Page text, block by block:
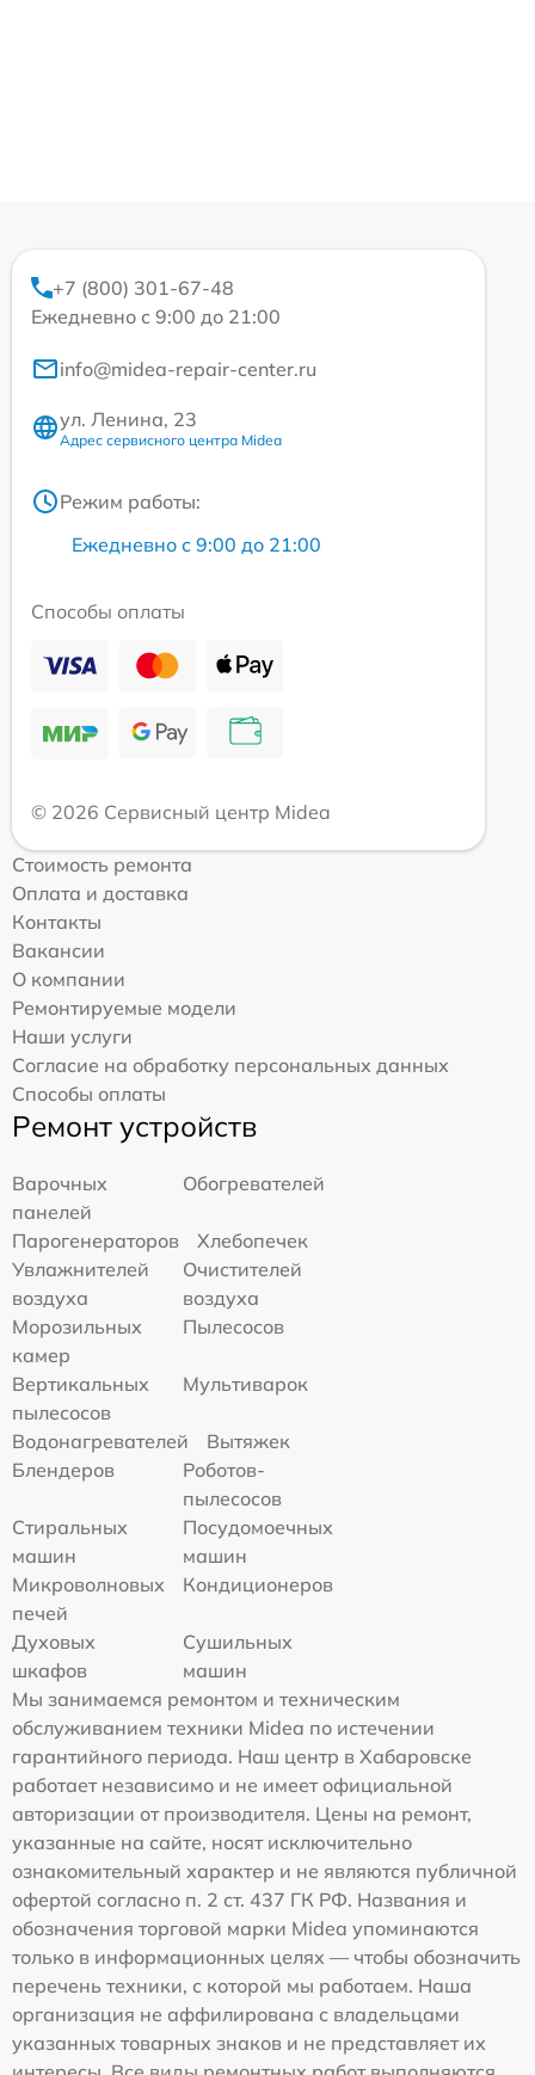
+7 (800) 301-67-48
Ежедневно с 9:00 до 21:00
info@midea-repair-center.ru
ул. Ленина, 23
Адрес сервисного центра Midea
Режим работы:
Ежедневно с 9:00 до 21:00
Способы оплаты
© 2026 Сервисный центр Midea
Стоимость ремонта
Оплата и доставка
Контакты
Вакансии
О компании
Ремонтируемые модели
Наши услуги
Согласие на обработку персональных данных
Способы оплаты
Ремонт устройств
Варочных
панелей
Обогревателей
Парогенераторов
Хлебопечек
Увлажнителей
воздуха
Очистителей
воздуха
Морозильных
камер
Пылесосов
Вертикальных
пылесосов
Мультиварок
Водонагревателей
Вытяжек
Блендеров
Роботов-
пылесосов
Стиральных
машин
Посудомоечных
машин
Микроволновых
печей
Кондиционеров
Духовых
шкафов
Сушильных
машин
Мы занимаемся ремонтом и техническим
обслуживанием техники Midea по истечении
гарантийного периода. Наш центр в Хабаровске
работает независимо и не имеет официальной
авторизации от производителя. Цены на ремонт,
указанные на сайте, носят исключительно
ознакомительный характер и не являются публичной
офертой согласно п. 2 ст. 437 ГК РФ. Названия и
обозначения торговой марки Midea упоминаются
только в информационных целях — чтобы обозначить
перечень техники, с которой мы работаем. Наша
организация не аффилирована с владельцами
указанных товарных знаков и не представляет их